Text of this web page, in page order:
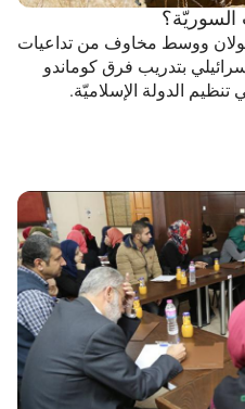
ووسط مخاوف من تداعيات
بتدريب فرق كوماندو
الدولة الإسلاميّة.